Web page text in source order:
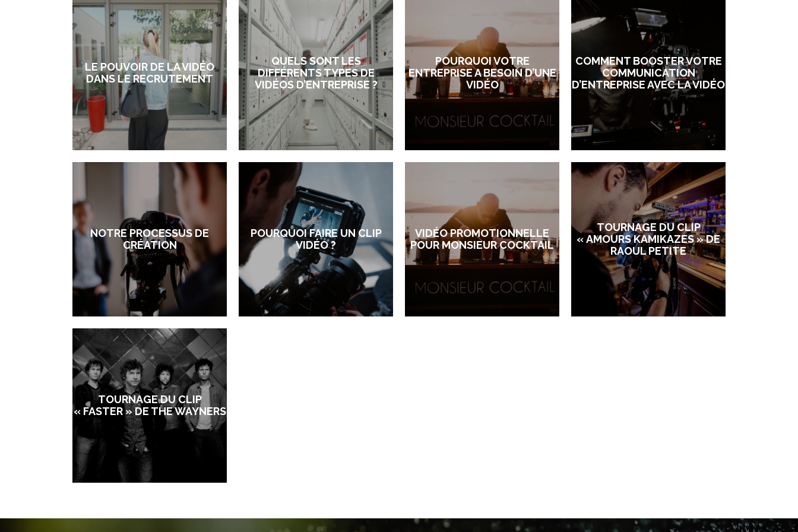
LE POUVOIR DE LA VIDÉO
DANS LE RECRUTEMENT
QUELS SONT LES
DIFFÉRENTS TYPES DE
VIDÉOS D’ENTREPRISE ?
POURQUOI VOTRE
ENTREPRISE A BESOIN D’UNE
VIDÉO
COMMENT BOOSTER VOTRE
COMMUNICATION
D’ENTREPRISE AVEC LA VIDÉO
NOTRE PROCESSUS DE
CRÉATION
POURQUOI FAIRE UN CLIP
VIDÉO ?
VIDÉO PROMOTIONNELLE
POUR MONSIEUR COCKTAIL
TOURNAGE DU CLIP
« AMOURS KAMIKAZES » DE
RAOUL PETITE
TOURNAGE DU CLIP
« FASTER » DE THE WAYNERS